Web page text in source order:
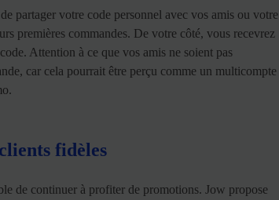
partager votre code personnel avec vos amis ou votre
premières commandes. De votre côté, vous recevrez
Attention à ce que vos amis ne soient pas
car cela pourrait être perçu comme un multicompte
fidèles
de continuer à profiter de promotions. Jow propose